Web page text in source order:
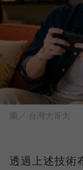
圖／ 台灣大哥大
透過上述技術